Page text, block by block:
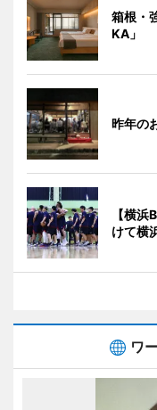
箱根・
KA」
昨年の
【横
けて横
ワ